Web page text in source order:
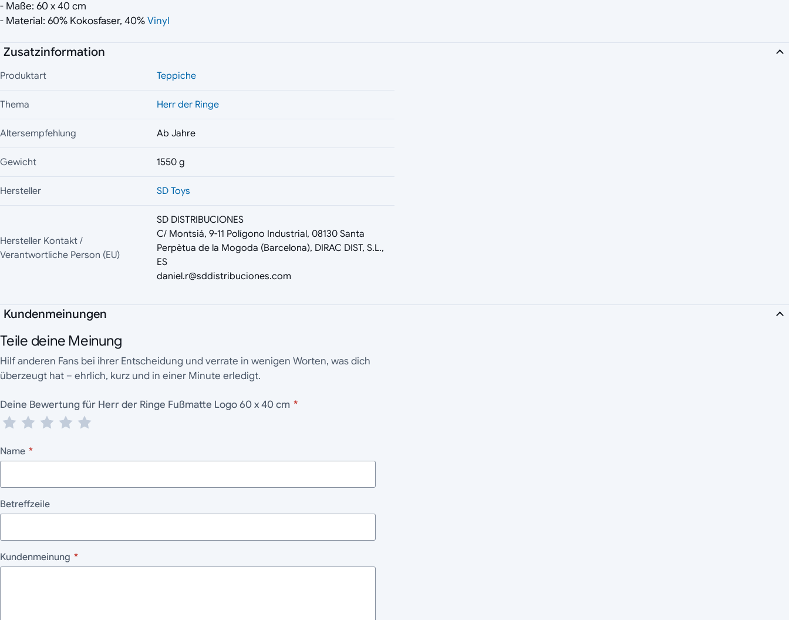
- Maße: 60 x 40 cm
- Material: 60% Kokosfaser, 40%Vinyl
Zusatzinformation
Produktart Teppiche
Thema Herr der Ringe
Altersempfehlung Ab Jahre
Gewicht 1550 g
Hersteller SD Toys
Hersteller Kontakt /
Verantwortliche Person (EU)
SD DISTRIBUCIONES
C/ Montsiá, 9-11 Polígono Industrial, 08130 Santa
Perpètua de la Mogoda (Barcelona), DIRAC DIST, S.L.,
ES
daniel.r@sddistribuciones.com
Kundenmeinungen
Teile deine Meinung
Hilf anderen Fans bei ihrer Entscheidung und verrate in wenigen Worten, was dich
überzeugt hat – ehrlich, kurz und in einer Minute erledigt.
Deine Bewertung für Herr der Ringe Fußmatte Logo 60 x 40 cm *
Name *
Betreffzeile
Kundenmeinung *